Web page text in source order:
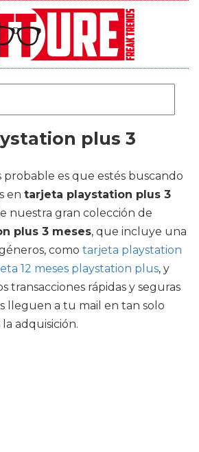
plus 3
probable es que estés buscando
en tarjeta playstation plus 3
nuestra gran colección de
plus 3 meses, que incluye una
como tarjeta playstation
12 meses playstation plus, y
transacciones rápidas y seguras
lleguen a tu mail en tan solo
adquisición.